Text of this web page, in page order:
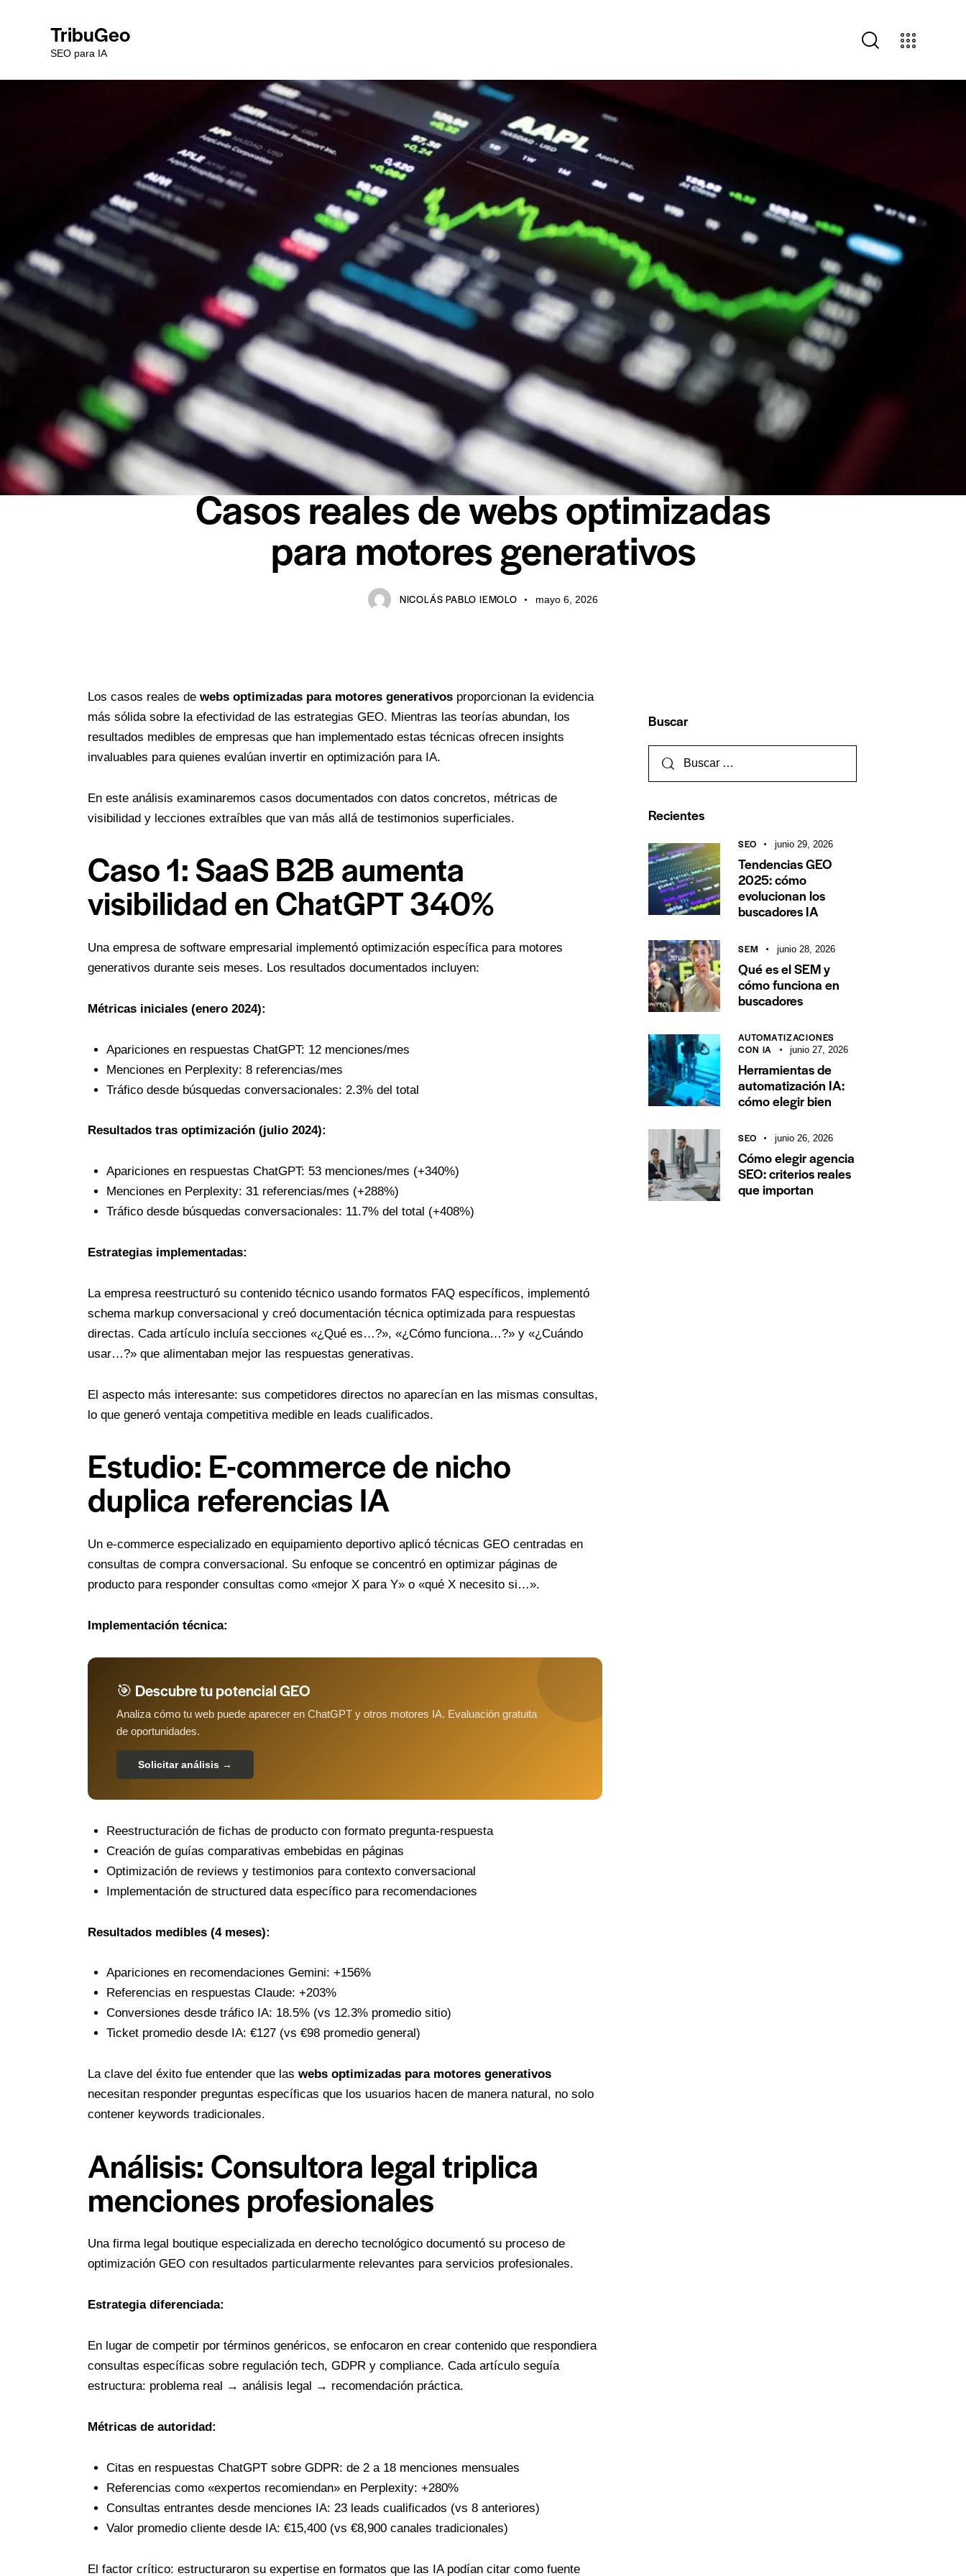
TribuGeo
SEO para IA
INTELIGENCIA ARTIFICIAL
Casos reales de webs optimizadas
para motores generativos
NICOLÁS PABLO IEMOLO mayo 6, 2026
Los casos reales de webs optimizadas para motores generativos proporcionan la evidencia
más sólida sobre la efectividad de las estrategias GEO. Mientras las teorías abundan, los
resultados medibles de empresas que han implementado estas técnicas ofrecen insights
invaluables para quienes evalúan invertir en optimización para IA.
En este análisis examinaremos casos documentados con datos concretos, métricas de
visibilidad y lecciones extraíbles que van más allá de testimonios superficiales.
Caso 1: SaaS B2B aumenta
visibilidad en ChatGPT 340%
Una empresa de software empresarial implementó optimización específica para motores
generativos durante seis meses. Los resultados documentados incluyen:
Métricas iniciales (enero 2024):
Apariciones en respuestas ChatGPT: 12 menciones/mes
Menciones en Perplexity: 8 referencias/mes
Tráfico desde búsquedas conversacionales: 2.3% del total
Resultados tras optimización (julio 2024):
Apariciones en respuestas ChatGPT: 53 menciones/mes (+340%)
Menciones en Perplexity: 31 referencias/mes (+288%)
Tráfico desde búsquedas conversacionales: 11.7% del total (+408%)
Estrategias implementadas:
La empresa reestructuró su contenido técnico usando formatos FAQ específicos, implementó
schema markup conversacional y creó documentación técnica optimizada para respuestas
directas. Cada artículo incluía secciones «¿Qué es…?», «¿Cómo funciona…?» y «¿Cuándo
usar…?» que alimentaban mejor las respuestas generativas.
El aspecto más interesante: sus competidores directos no aparecían en las mismas consultas,
lo que generó ventaja competitiva medible en leads cualificados.
Estudio: E-commerce de nicho
duplica referencias IA
Un e-commerce especializado en equipamiento deportivo aplicó técnicas GEO centradas en
consultas de compra conversacional. Su enfoque se concentró en optimizar páginas de
producto para responder consultas como «mejor X para Y» o «qué X necesito si…».
Implementación técnica:
🎯 Descubre tu potencial GEO
Analiza cómo tu web puede aparecer en ChatGPT y otros motores IA. Evaluación gratuita
de oportunidades.
Solicitar análisis →
Reestructuración de fichas de producto con formato pregunta-respuesta
Creación de guías comparativas embebidas en páginas
Optimización de reviews y testimonios para contexto conversacional
Implementación de structured data específico para recomendaciones
Resultados medibles (4 meses):
Apariciones en recomendaciones Gemini: +156%
Referencias en respuestas Claude: +203%
Conversiones desde tráfico IA: 18.5% (vs 12.3% promedio sitio)
Ticket promedio desde IA: €127 (vs €98 promedio general)
La clave del éxito fue entender que las webs optimizadas para motores generativos
necesitan responder preguntas específicas que los usuarios hacen de manera natural, no solo
contener keywords tradicionales.
Análisis: Consultora legal triplica
menciones profesionales
Una firma legal boutique especializada en derecho tecnológico documentó su proceso de
optimización GEO con resultados particularmente relevantes para servicios profesionales.
Estrategia diferenciada:
En lugar de competir por términos genéricos, se enfocaron en crear contenido que respondiera
consultas específicas sobre regulación tech, GDPR y compliance. Cada artículo seguía
estructura: problema real → análisis legal → recomendación práctica.
Métricas de autoridad:
Citas en respuestas ChatGPT sobre GDPR: de 2 a 18 menciones mensuales
Referencias como «expertos recomiendan» en Perplexity: +280%
Consultas entrantes desde menciones IA: 23 leads cualificados (vs 8 anteriores)
Valor promedio cliente desde IA: €15,400 (vs €8,900 canales tradicionales)
El factor crítico: estructuraron su expertise en formatos que las IA podían citar como fuente
Buscar
Recientes
SEO junio 29, 2026
Tendencias GEO
2025: cómo
evolucionan los
buscadores IA
SEM junio 28, 2026
Qué es el SEM y
cómo funciona en
buscadores
AUTOMATIZACIONES
CON IA
junio 27, 2026
Herramientas de
automatización IA:
cómo elegir bien
SEO junio 26, 2026
Cómo elegir agencia
SEO: criterios reales
que importan